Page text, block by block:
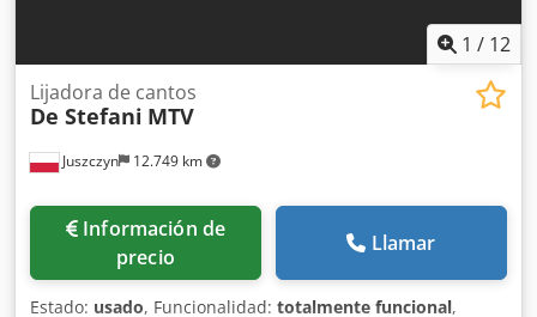
1 / 12
Juszczyn 12.749 km
Lijadora de cantos
De Stefani MTV
Información de
precio
Llamar
Estado: usado, Funcionalidad: totalmente funcional,